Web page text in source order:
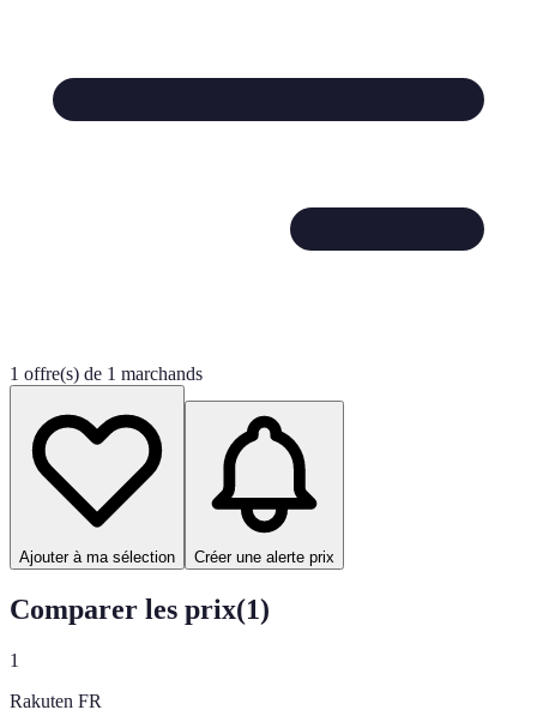
1 offre(s) de 1 marchands
Ajouter à ma sélection Créer une alerte prix
Comparer les prix(1)
1
Rakuten FR